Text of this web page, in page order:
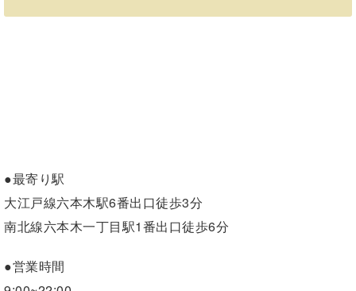
●最寄り駅
大江戸線六本木駅6番出口徒歩3分
南北線六本木一丁目駅1番出口徒歩6分
●営業時間